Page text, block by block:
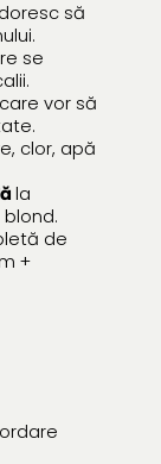
să
se
care vor să
clor, apă
la
de
+